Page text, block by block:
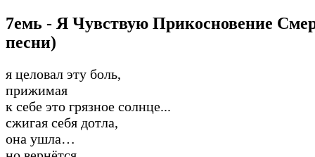
7емь - Я Чувствую Прикосновение
песни)
я целовал эту боль,
прижимая
к себе это грязное солнце...
сжигая себя дотла,
она ушла…